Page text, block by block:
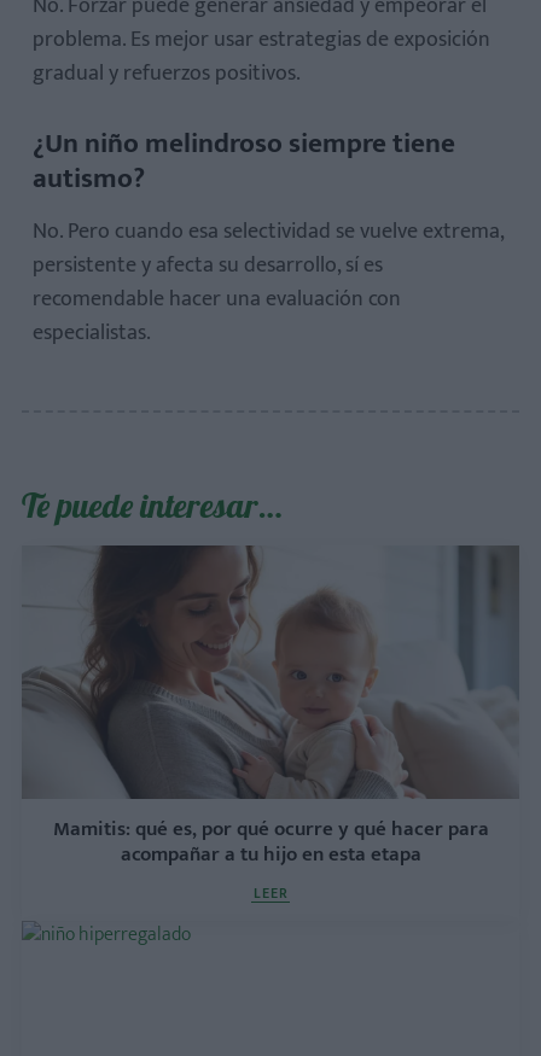
problema. Es mejor usar estrategias de exposición
gradual y refuerzos positivos.
¿Un niño melindroso siempre tiene
autismo?
No. Pero cuando esa selectividad se vuelve extrema,
persistente y afecta su desarrollo, sí es
recomendable hacer una evaluación con
especialistas.
Te puede interesar…
Mamitis: qué es, por qué ocurre y qué hacer para
acompañar a tu hijo en esta etapa
LEER